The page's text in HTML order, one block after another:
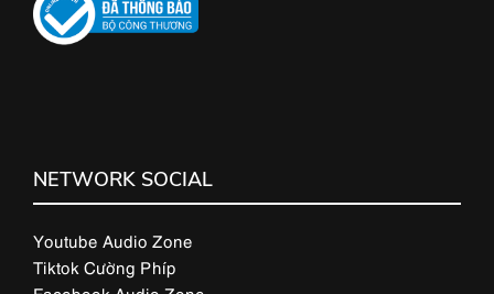
NETWORK SOCIAL
Youtube Audio Zone
Tiktok Cường Phíp